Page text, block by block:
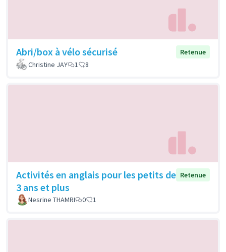
Abri/box à vélo sécurisé
Retenue
Christine JAY
1 8
Activités en anglais pour les petits de
3 ans et plus
Retenue
Nesrine THAMRI 0 1